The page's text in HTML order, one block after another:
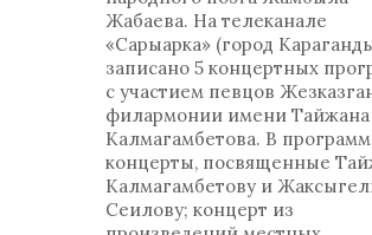
Жабаева. На телеканале
«Сарыарка» (город
записано 5 концертных
с участием певцов
филармонии имени Тайжана
Калмагамбетова. В
концерты, посвященные
Калмагамбетову и
Сеилову; концерт из